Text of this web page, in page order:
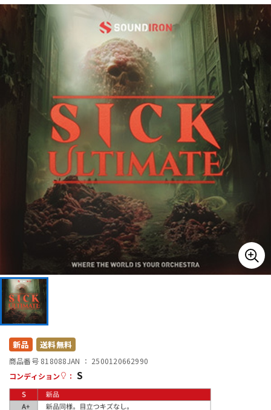
アコギ/エレアコ
ウクレレ
ドラム パーカッション
キーボード 電子ピアノ
管楽器 その他楽器
アンプ エフェクター
DJ機器 DTM
配信/ライブ機器
中古 ヴィンテージ
新品 送料無料
商品番号 818088JAN ： 2500120662990
コンディション
： S